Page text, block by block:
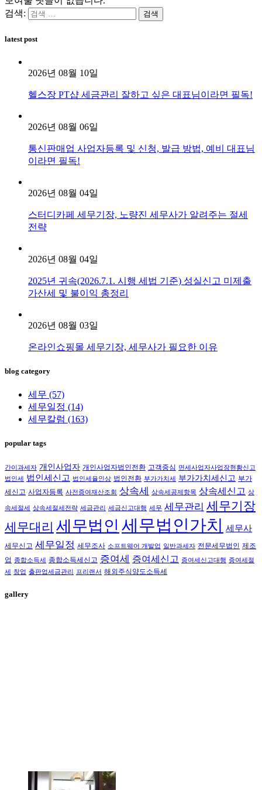
검색:
latest post
2026년 08월 10일
헬스장 PT샵 세금관리 잘하고 싶은 대표님이라면 필독!
2026년 08월 06일
통신판매업 사업자등록 및 신청, 발급 방법, 예비 대표님
이라면 필독!
2026년 08월 04일
스터디카페 세무기장, 노량진 세무사가 알려주는 절세
전략
2026년 08월 04일
2025년 귀속(2026.7.1. 시행 세법 기준) 성실신고 미제출
가산세 및 불이익 총정리
2026년 08월 03일
온라인쇼핑몰 세무기장, 세무사가 필요한 이유
blog category
세무 (57)
세무일정 (14)
세무칼럼 (163)
popular tags
간이과세자 개인사업자 개인사업자법인전환 고객중심 면세사업자사업장현황신고
법인세
법인세신고 법인세율인상 법인전환 부가가치세 부가가치세신고 부가
세신고 사업자등록 사전증여재산조회 상속세 상속세공제항목 상속세신고 상
속세절세 상속세절세전략 세금관리 세금신고대행 세무 세무관리 세무기장
세무대리 세무법인 세무법인가치 세무사
세무신고 세무일정 세무조사 소프트웨어 개발업 일반과세자 전문세무법인 제조
업 종합소득세 종합소득세신고 증여세 증여세신고 증여세신고대행 증여세절
세
창업 출판업세금관리 프리랜서 해외주식양도소득세
gallery